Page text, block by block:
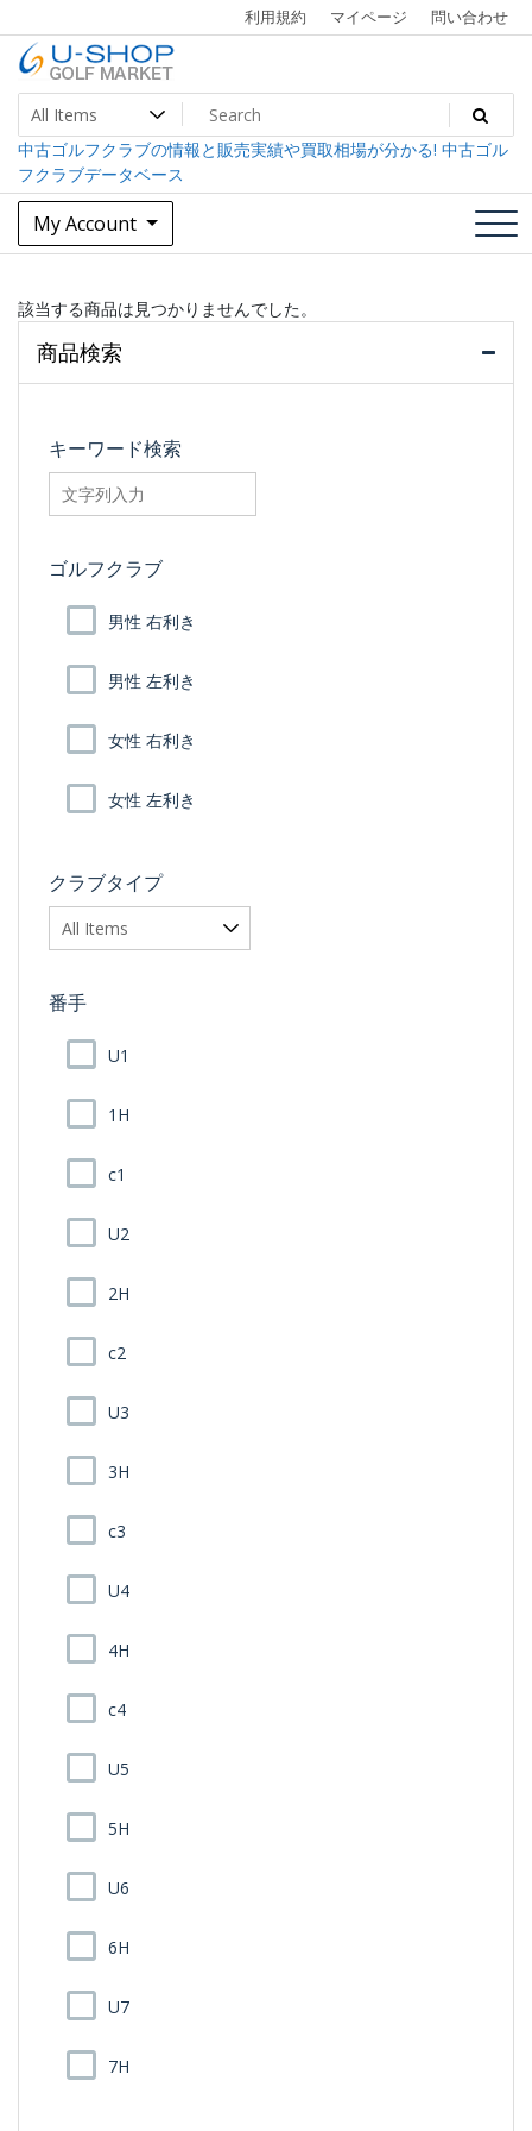
to
content
利用規約 マイページ 問い合わせ
U-SHOP Golf Market dev
中古ゴルフクラブ最大級！U-SHOPゴルフマーケット
中古ゴルフクラブの情報と販売実績や買取相場が分かる! 中古ゴル
フクラブデータベース
My Account
該当する商品は見つかりませんでした。
商品検索
キーワード検索
searchfilter_pro
ゴルフクラブ
男性 右利き
男性 左利き
女性 右利き
女性 左利き
クラブタイプ
番手
U1
1H
c1
U2
2H
c2
U3
3H
c3
U4
4H
c4
U5
5H
U6
6H
U7
7H